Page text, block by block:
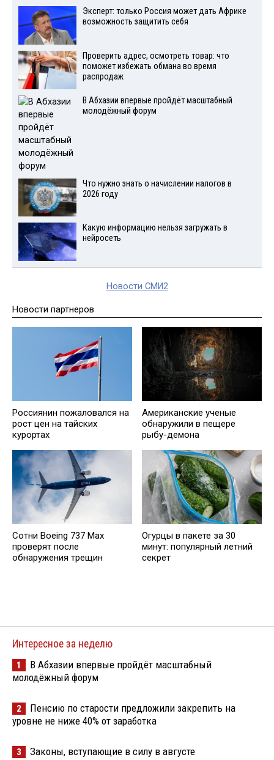
Эксперт: только Россия может дать Африке
возможность защитить себя
Проверить адрес, осмотреть товар: что
поможет избежать обмана во время
распродаж
В Абхазии впервые пройдёт масштабный
молодёжный форум
Что нужно знать о начислении налогов в
2026 году
Какую информацию нельзя загружать в
нейросеть
Новости СМИ2
Новости партнеров
Россиянин пожаловался на
рост цен на тайских
курортах
Американские ученые
обнаружили в пещере
рыбу-демона
Сотни Boeing 737 Max
проверят после
обнаружения трещин
Огурцы в пакете за 30
минут: популярный летний
секрет
Интересное за неделю
1
В Абхазии впервые пройдёт масштабный
молодёжный форум
2
Пенсию по старости предложили закрепить на
уровне не ниже 40% от заработка
3 Законы, вступающие в силу в августе